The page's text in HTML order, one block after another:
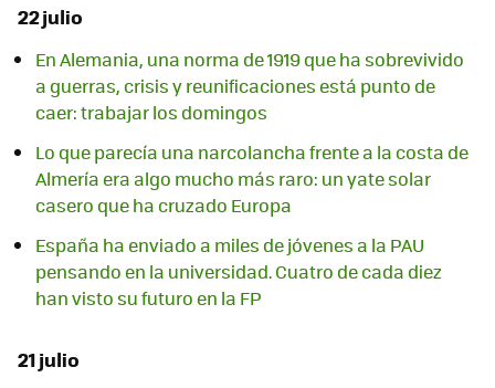
22 julio
En Alemania, una norma de 1919 que ha sobrevivido
a guerras, crisis y reunificaciones está punto de
caer: trabajar los domingos
Lo que parecía una narcolancha frente a la costa de
Almería era algo mucho más raro: un yate solar
casero que ha cruzado Europa
España ha enviado a miles de jóvenes a la PAU
pensando en la universidad. Cuatro de cada diez
han visto su futuro en la FP
21 julio